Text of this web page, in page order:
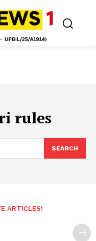
rules
SEARCH
ARTICLES!